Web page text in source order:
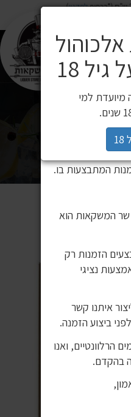
לתקנון)
מ"ל
העתיק את
באתר שאינו
ואיננו אחראים
המתבצעות בו.
המשקאות הוא
הזמנות רק
נציגי
איתנו קשר
הרלוונטיים, ואנו
בהקדם.
18
מיועדת למי